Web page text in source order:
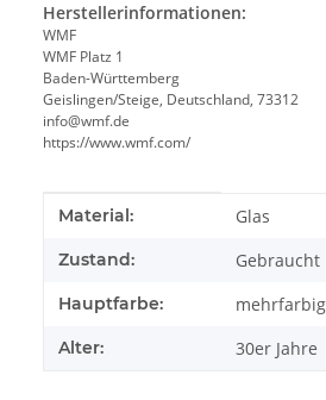
Herstellerinformationen:
WMF
WMF Platz 1
Baden-Württemberg
Geislingen/Steige, Deutschland, 73312
info@wmf.de
https://www.wmf.com/
Produkteigenschaft
Wert
Material: Glas
Zustand: Gebraucht
Hauptfarbe: mehrfarbig
Alter: 30er Jahre